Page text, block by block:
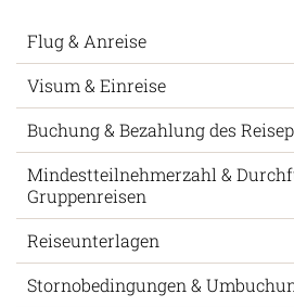
Flug & Anreise
Visum & Einreise
Buchung & Bezahlung des
Mindestteilnehmerzahl &
Gruppenreisen
Reiseunterlagen
Stornobedingungen &